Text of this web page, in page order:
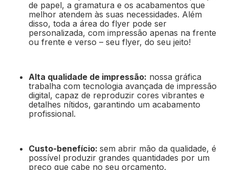
de papel, a gramatura e os acabamentos que
melhor atendem às suas necessidades. Além
disso, toda a área do flyer pode ser
personalizada, com impressão apenas na frente
ou frente e verso – seu flyer, do seu jeito!
Alta qualidade de impressão: nossa gráfica
trabalha com tecnologia avançada de impressão
digital, capaz de reproduzir cores vibrantes e
detalhes nítidos, garantindo um acabamento
profissional.
Custo-benefício: sem abrir mão da qualidade, é
possível produzir grandes quantidades por um
preço que cabe no seu orçamento.